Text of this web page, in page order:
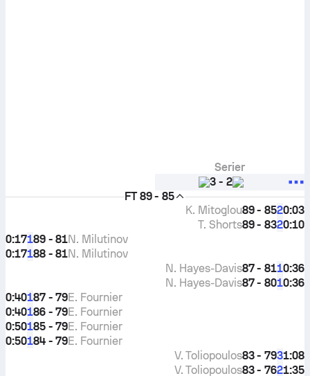
Serier
3 - 2
FT 89 - 85
0:03
2
89 - 85
K. Mitoglou
0:10
2
89 - 83
T. Shorts
0:17189 - 81N. Milutinov
0:17188 - 81N. Milutinov
0:36
1
87 - 81
N. Hayes-Davis
0:36
1
87 - 80
N. Hayes-Davis
0:40187 - 79E. Fournier
0:40186 - 79E. Fournier
0:50185 - 79E. Fournier
0:50184 - 79E. Fournier
1:08
3
83 - 79
V. Toliopoulos
1:35
2
83 - 76
V. Toliopoulos